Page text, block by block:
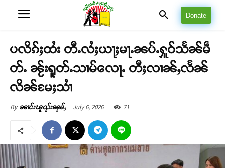
Donate
ပလိၵ်ႈထႆး တီႉလႆႈယႃႈမႃႉၼပ်ႉႁူဝ်သႅၼ်မဵ
တ်ႉ ၼႂ်းရူတ်ႉသၢမ်လေႃႉ တီႈလၢၼ်ႇလႅၼ်
လိၼ်မႄႈသၢႆ
By ၼၢင်းၽူၺ်းၼုမ်ႇ July 6, 2026 71